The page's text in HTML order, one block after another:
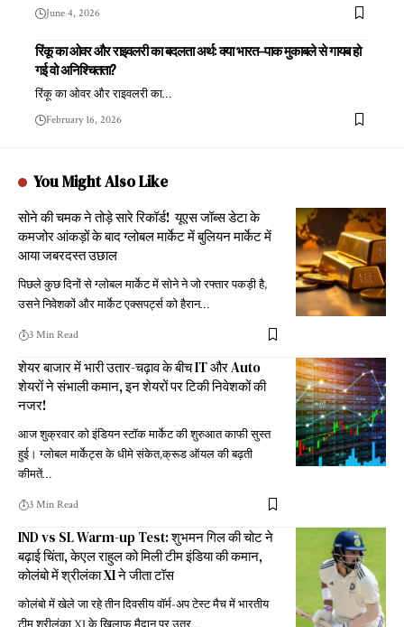
June 4, 2026
रिंकू का ओवर और राइवलरी का बदलता अर्थ: क्या भारत–पाक मुकाबले से गायब हो
गई वो अनिश्चितता?
रिंकू का ओवर और राइवलरी का…
February 16, 2026
You Might Also Like
सोने की चमक ने तोड़े सारे रिकॉर्ड! यूएस जॉब्स डेटा के
कमजोर आंकड़ों के बाद ग्लोबल मार्केट में बुलियन मार्केट में
आया जबरदस्त उछाल
पिछले कुछ दिनों से ग्लोबल मार्केट में सोने ने जो रफ्तार पकड़ी है,
उसने निवेशकों और मार्केट एक्सपर्ट्स को हैरान…
3 Min Read
शेयर बाजार में भारी उतार-चढ़ाव के बीच IT और Auto
शेयरों ने संभाली कमान, इन शेयरों पर टिकी निवेशकों की
नजर!
आज शुक्रवार को इंडियन स्टॉक मार्केट की शुरुआत काफी सुस्त
हुई। ग्लोबल मार्केट्स के धीमे संकेत,क्रूड ऑयल की बढ़ती
कीमतें…
3 Min Read
IND vs SL Warm-up Test: शुभमन गिल की चोट ने
बढ़ाई चिंता, केएल राहुल को मिली टीम इंडिया की कमान,
कोलंबो में श्रीलंका XI ने जीता टॉस
कोलंबो में खेले जा रहे तीन दिवसीय वॉर्म-अप टेस्ट मैच में भारतीय